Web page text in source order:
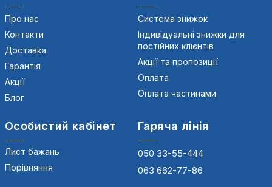
Про нас
Контакти
Доставка
Гарантія
Акції
Блог
Система знижок
Індивідуальні знижки для
постійних клієнтів
Акції та пропозиції
Оплата
Оплата частинами
Особистий кабінет
Лист бажань
Порівняння
Гаряча лінія
050 33-55-444
063 662-77-86